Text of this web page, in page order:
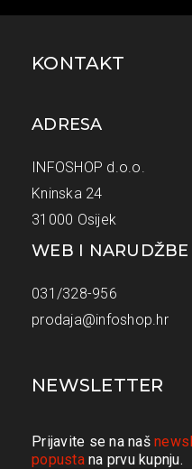
KONTAKT
ADRESA
INFOSHOP d.o.o.
Kninska 24
31000 Osijek
WEB I NARUDŽBE
031/328-956
prodaja@infoshop.hr
NEWSLETTER
Prijavite se na naš
popustana prvu kupnju.